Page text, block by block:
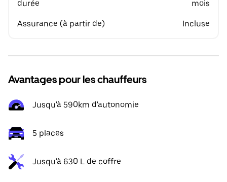
durée
mois
Assurance (à partir de) Incluse
Avantages pour les chauffeurs
Jusqu'à 590km d'autonomie
5 places
Jusqu'à 630 L de coffre